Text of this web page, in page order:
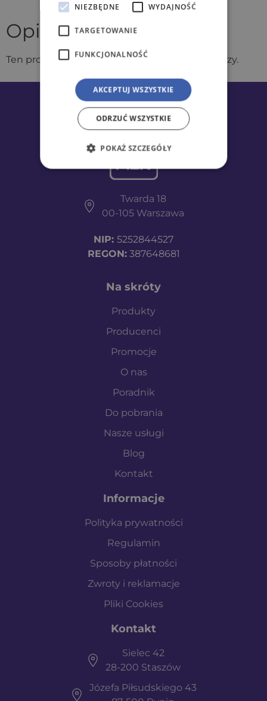
Opinie
Ten produkt nie ma jeszcze opinii. Bądź pierwszy.
Twarda 18
00-105 Warszawa
NIP: 5252844527
REGON:387648681
Na skróty
Produkty
Producenci
Promocje
O nas
Poradnik
Do pobrania
Nasze usługi
Blog
Kontakt
Informacje
Polityka prywatności
Regulamin
Sposoby płatności
Zwroty i reklamacje
Pliki Cookies
Kontakt
Sielec 42
28-200 Staszów
Józefa Piłsudskiego 43
NIEZBĘDNE WYDAJNOŚĆ
TARGETOWANIE
FUNKCJONALNOŚĆ
AKCEPTUJ WSZYSTKIE
ODRZUĆ WSZYSTKIE
POKAŻ SZCZEGÓŁY